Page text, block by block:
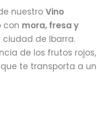
nuestro Vino
con mora, fresa y
de Ibarra.
de los frutos rojos,
que te transporta a un